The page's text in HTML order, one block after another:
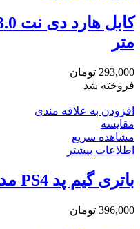
متر
293,000 تومان
فروخته شد
افزودن به علاقه مندی
مقایسه
مشاهده سریع
اطلاعات بیشتر
باتری گیم پد PS4 مدل KCR1410
396,000 تومان